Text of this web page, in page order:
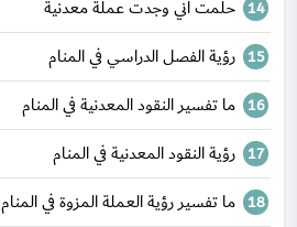
حلمت أني وجدت عملة معدنية
رؤية الفصل الدراسي في المنام
ما تفسير النقود المعدنية في المنام
رؤية النقود المعدنية في المنام
ما تفسير رؤية العملة المزوة في المنام